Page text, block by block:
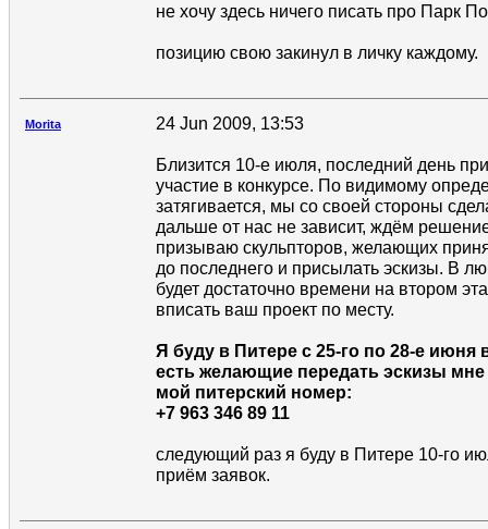
не хочу здесь ничего писать про Парк
позицию свою закинул в личку каждому.
Morita 24 Jun 2009, 13:53
Близится 10-е июля, последний день
участие в конкурсе. По видимому
затягивается, мы со своей стороны
дальше от нас не зависит, ждём
призываю скульпторов, желающих
до последнего и присылать эскизы. В
будет достаточно времени на втором
вписать ваш проект по месту.
Я буду в Питере с 25-го по 28-е июня
есть желающие передать эскизы
мой питерский номер:
+7 963 346 89 11
следующий раз я буду в Питере 10-го
приём заявок.